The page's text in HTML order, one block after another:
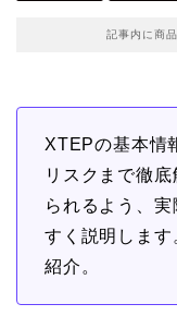
記事内に商
XTEPの基本情
リスクまで徹
られるよう、
すく説明します
紹介。